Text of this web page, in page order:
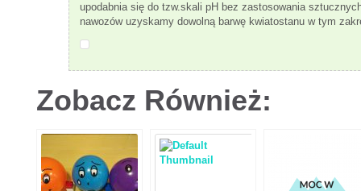
upodabnia się do tzw.skali pH bez zastosowania
nawozów uzyskamy dowolną barwę kwiatostanu w tym
Zobacz Również: